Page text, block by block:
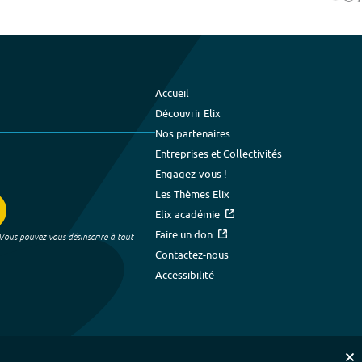
pouvez vous désinscrire à tout
Accueil
Découvrir Elix
Nos partenaires
Entreprises et Collectivités
Engagez-vous !
Les Thèmes Elix
Elix académie
Faire un don
Contactez-nous
Accessibilité